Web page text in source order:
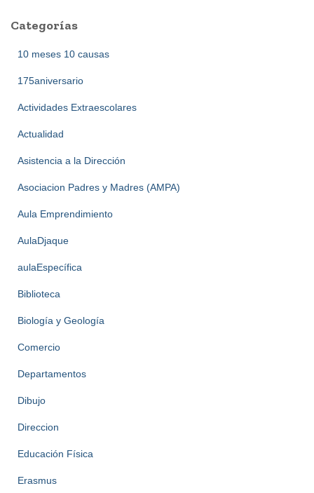
Categorías
10 meses 10 causas
175aniversario
Actividades Extraescolares
Actualidad
Asistencia a la Dirección
Asociacion Padres y Madres (AMPA)
Aula Emprendimiento
AulaDjaque
aulaEspecífica
Biblioteca
Biología y Geología
Comercio
Departamentos
Dibujo
Direccion
Educación Física
Erasmus